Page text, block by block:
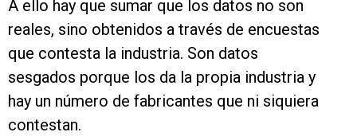
A ello hay que sumar que los datos no son
reales, sino obtenidos a través de encuestas
que contesta la industria. Son datos
sesgados porque los da la propia industria y
hay un número de fabricantes que ni siquiera
contestan.